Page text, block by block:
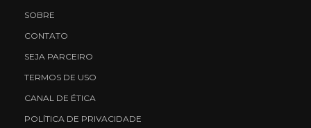
SOBRE
CONTATO
SEJA PARCEIRO
TERMOS DE USO
CANAL DE ÉTICA
POLÍTICA DE PRIVACIDADE